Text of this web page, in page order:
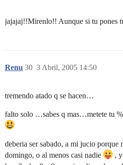
jajajaj!!Mirenlo!! Aunque si tu pones
Renu 3 Abril, 2005 14:50
30
tremendo atado q se hacen…
falto solo …sabes q mas…metete tu
deberia ser sabado, a mi jucio porque
domingo, o al menos casi nadie
,